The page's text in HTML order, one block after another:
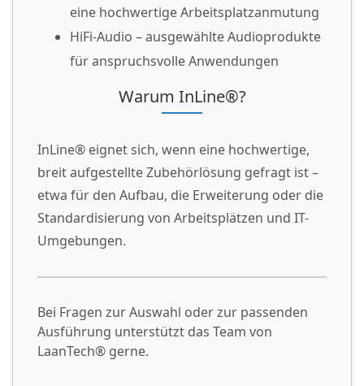
eine hochwertige Arbeitsplatzanmutung
HiFi-Audio – ausgewählte Audioprodukte
für anspruchsvolle Anwendungen
Warum InLine®?
InLine® eignet sich, wenn eine hochwertige,
breit aufgestellte Zubehörlösung gefragt ist –
etwa für den Aufbau, die Erweiterung oder die
Standardisierung von Arbeitsplätzen und IT-
Umgebungen.
Bei Fragen zur Auswahl oder zur passenden
Ausführung unterstützt das Team von
LaanTech® gerne.